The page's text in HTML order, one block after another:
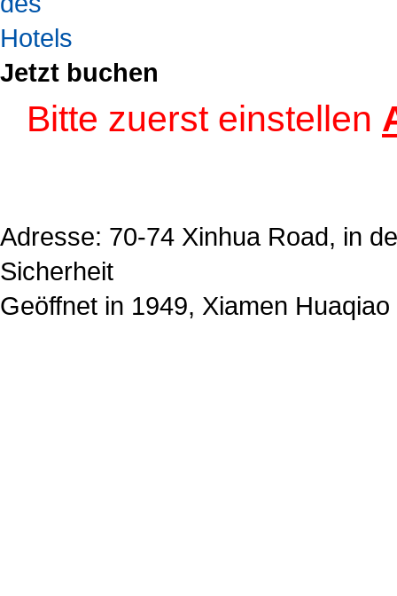
Jetzt buchen
Bitte zuerst einstellen
Adresse: 70-74 Xinhua Road, in
Sicherheit
Geöffnet in 1949, Xiamen Huaqiao